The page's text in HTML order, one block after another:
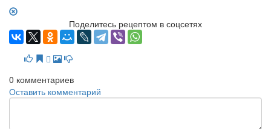
Поделитесь рецептом в соцсетях
0 комментариев
Оставить комментарий